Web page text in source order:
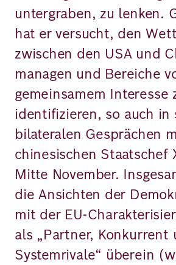
untergraben, zu lenken.
hat er versucht, den
zwischen den USA und
managen und Bereiche
gemeinsamem Interesse
identifizieren, so auch in
bilateralen Gesprächen
chinesischen Staatschef
Mitte November.
die Ansichten der
mit der EU-
als „Partner, Konkurrent
Systemrivale“ überein